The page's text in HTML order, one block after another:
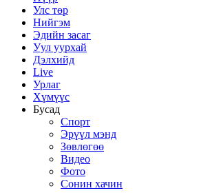
Улс төр
Нийгэм
Эдийн засаг
Уул уурхай
Дэлхийд
Live
Урлаг
Хүмүүс
Бусад
Спорт
Эрүүл мэнд
Зөвлөгөө
Видео
Фото
Сонин хачин